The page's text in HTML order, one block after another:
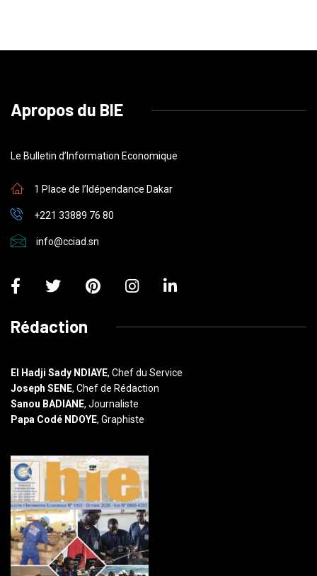
Apropos du BIE
Le Bulletin d’Information Economique
1 Place de l’Idépendance Dakar
+221 33889 76 80
info@cciad.sn
Rédaction
El Hadji Sady NDIAYE, Chef du Service
Joseph SENE, Chef de Rédaction
Sanou BADIANE, Journaliste
Papa Codé NDOYE, Graphiste